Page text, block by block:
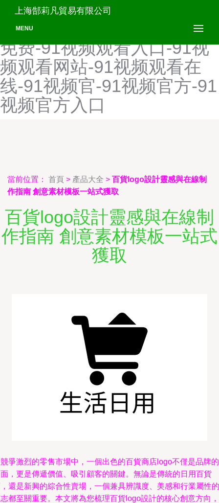
91视频高清免费-91视频工
厂-91视频观看-91视频观看
免费-91视频观看入口-91视
频观看网站-91视频观看在
线-91视频官-91视频官方-91
视频官方入口
上海郜莉凡貿易有限公司
MENU
當前位置： 首頁 > 產品大全 > 百貨logo設計靈感與在線制
作指南 創意素材模板一站式獲取
百貨logo設計靈感與在線制
作指南 創意素材模板一站式
獲取
爭激烈的零售市場中，一個出色的百貨商店logo不僅是品牌的
，更是傳遞價值、吸引顧客的關鍵。無論是傳統的日用百貨
還是新興的綜合性賣場，一個兼具辨識度、美感和行業屬性的
都至關重要。本文將為您梳理百貨logo設計的核心創意方向，